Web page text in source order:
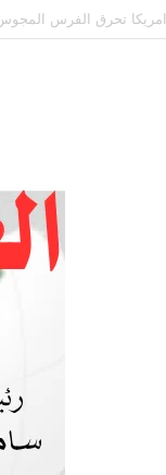
الشراكة الاستراتيجية بين